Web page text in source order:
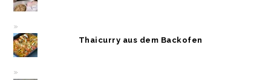
Thaicurry aus dem Backofen